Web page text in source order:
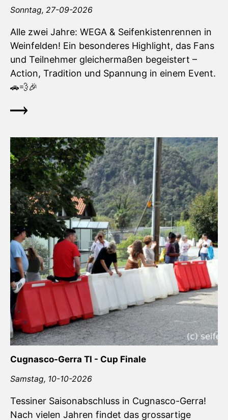
Sonntag, 27-09-2026
Alle zwei Jahre: WEGA & Seifenkistenrennen in
Weinfelden! Ein besonderes Highlight, das Fans
und Teilnehmer gleichermaßen begeistert –
Action, Tradition und Spannung in einem Event.
🚗💨🎉
Cugnasco-Gerra TI - Cup Finale
Samstag, 10-10-2026
Tessiner Saisonabschluss in Cugnasco-Gerra!
Nach vielen Jahren findet das grossartige